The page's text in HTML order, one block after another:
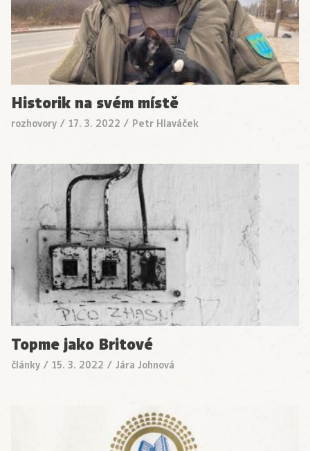
Historik na svém místě
rozhovory / 17. 3. 2022 / Petr Hlaváček
Topme jako Britové
články / 15. 3. 2022 / Jára Johnová